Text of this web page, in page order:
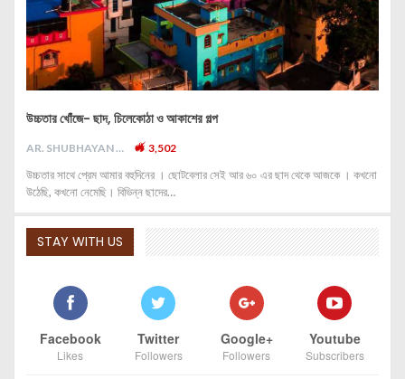
উচ্চতার খোঁজে- ছাদ, চিলেকোঠা ও আকাশের গল্প
AR. SHUBHAYAN M 3,502
উচ্চতার সাথে প্রেম আমার বহুদিনের । ছোটবেলার সেই আর ৬০ এর ছাদ থেকে আজকে । কখনো
উঠেছি, কখনো নেমেছি। বিভিন্ন ছাদের…
STAY WITH US
Facebook
Likes
Twitter
Followers
Google+
Followers
Youtube
Subscribers